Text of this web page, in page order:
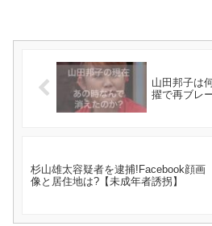
山田邦子は
擢で再ブレ
杉山雄太容疑者を逮捕!Facebook顔画
像と居住地は?【未成年者誘拐】